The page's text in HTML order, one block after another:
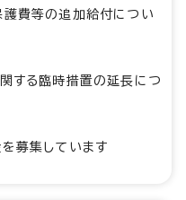
費等の追加給付につい
する臨時措置の延長につ
募集しています